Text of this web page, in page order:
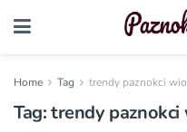
Home Tag trendy paznokci
Tag:trendy paznokci